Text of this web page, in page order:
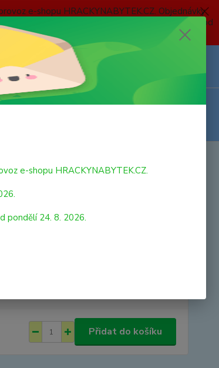
e-shopu HRACKYNABYTEK.CZ. Objednávky
23. 8. 2026 budou postupně expedovány od
cm s licencí Plameňák. Vyrobeno ve Španělsku.
Přidat do košíku
e-shopu HRACKYNABYTEK.CZ.
pondělí 24. 8. 2026.